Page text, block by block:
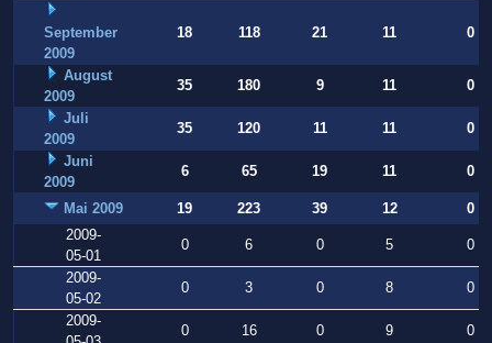
September
2009
18 118 21 11 0
August
2009
35 180 9 11
0
Juli
2009
35 120 11 11
0
Juni
2009
6 65 19 11 0
Mai 2009 19 223 39 12
0
2009-
05-01
0 6 0 5
0
2009-
05-02
0 3 0 8
0
2009-
0 16 0 9
0